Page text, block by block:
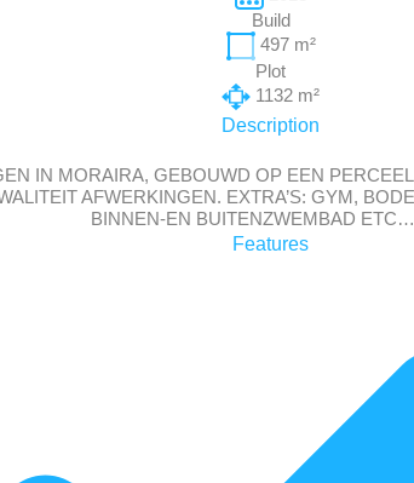
Build
497 m²
Plot
1132 m²
Description
IN MORAIRA, GEBOUWD OP EEN
AFWERKINGEN. EXTRA’S: GYM,
BINNEN-EN BUITENZWEMBAD
Features